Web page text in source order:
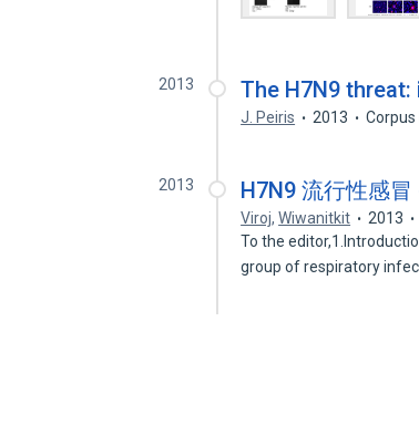
2013 The H7N9
J. Peiris 2013 Corpus
2013 H7N9 流行性感
Viroj,Wiwanitkit 2013
To the
group of respiratory